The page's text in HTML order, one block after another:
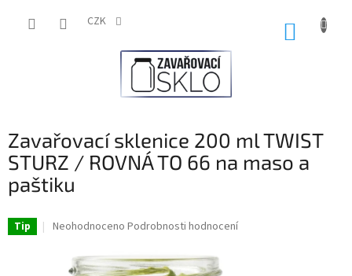
CZK
Zavařovací sklenice 200 ml TWIST
STURZ / ROVNÁ TO 66 na maso a
paštiku
Tip
Průměrné
produktu
Neohodnoceno Podrobnosti hodnocení